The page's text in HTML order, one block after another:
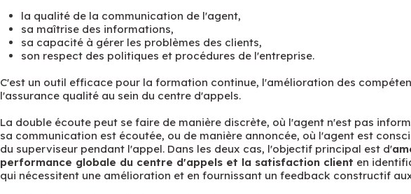
la qualité de la communication de l'agent,
sa maîtrise des informations,
sa capacité à gérer les problèmes des clients,
son respect des politiques et procédures de l'entreprise.
C'est un outil efficace pour la formation continue, l'amélioration des
l'assurance qualité au sein du centre d'appels.
La double écoute peut se faire de manière discrète, où l'agent n'est pas
sa communication est écoutée, ou de manière annoncée, où l'agent est
du superviseur pendant l'appel. Dans les deux cas, l'objectif principal est d'
performance globale du centre d'appels et la satisfaction client en
qui nécessitent une amélioration et en fournissant un feedback constructif